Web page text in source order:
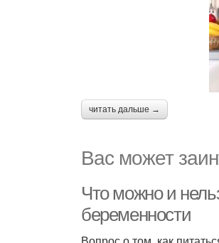
читать дальше →
Вас может
Что можно и
беременности